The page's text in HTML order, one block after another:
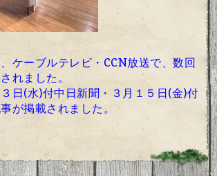
ケーブルテレビ・CCN放送で、数回
れました。
日(水)付中日新聞・３月１５日(金)付
が掲載されました。